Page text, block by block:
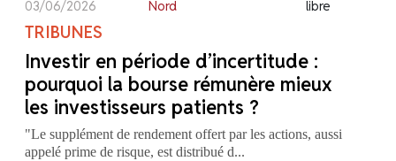
03/06/2026
Nord
libre
TRIBUNES
Investir en période d’incertitude :
pourquoi la bourse rémunère mieux
les investisseurs patients ?
"Le supplément de rendement offert par les actions, aussi
appelé prime de risque, est distribué d...